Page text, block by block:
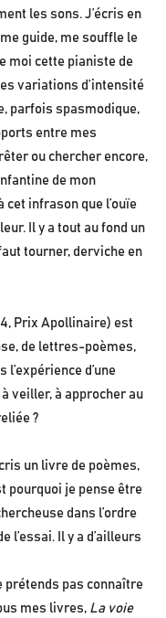
les sons. J’écris en
guide, me souffle le
moi cette pianiste de
variations d’intensité
parfois spasmodique,
entre mes
ou chercher encore,
de mon
cet infrason que l’ouïe
Il y a tout au fond un
tourner, derviche en
Prix Apollinaire) est
de lettres-poèmes,
d’une
veiller, à approcher au
?
un livre de poèmes,
pourquoi je pense être
dans l’ordre
l’essai. Il y a d’ailleurs
prétends pas connaître
mes livres, La voie